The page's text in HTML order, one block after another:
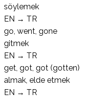
söylemek
EN → TR
go, went, gone
gitmek
EN → TR
get, got, got (gotten)
almak, elde etmek
EN → TR